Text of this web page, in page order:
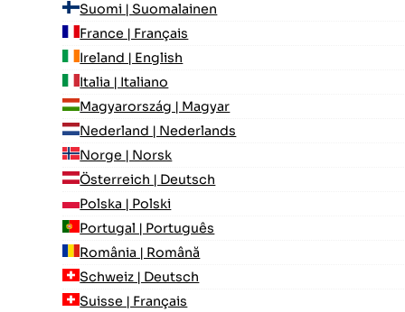
Suomi | Suomalainen
France | Français
Ireland | English
Italia | Italiano
Magyarország | Magyar
Nederland | Nederlands
Norge | Norsk
Österreich | Deutsch
Polska | Polski
Portugal | Português
România | Română
Schweiz | Deutsch
Suisse | Français